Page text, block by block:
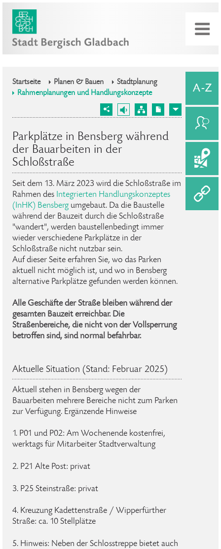
Startseite Planen & Bauen
Stadtplanung
Rahmenplanungen und Handlungskonzepte
Parkplätze in Bensberg während
der Bauarbeiten in der
Schloßstraße
Seit dem 13. März 2023 wird die Schloßstraße im
Rahmen des Integrierten Handlungskonzeptes
(InHK) Bensbergumgebaut. Da die Baustelle
während der Bauzeit durch die Schloßstraße
"wandert", werden baustellenbedingt immer
wieder verschiedene Parkplätze in der
Schloßstraße nicht nutzbar sein.
Auf dieser Seite erfahren Sie, wo das Parken
aktuell nicht möglich ist, und wo in Bensberg
alternative Parkplätze gefunden werden können.
Alle Geschäfte der Straße bleiben während der
gesamten Bauzeit erreichbar. Die
Straßenbereiche, die nicht von der Vollsperrung
betroffen sind, sind normal befahrbar.
Aktuelle Situation (Stand: Februar 2025)
Aktuell stehen in Bensberg wegen der
Bauarbeiten mehrere Bereiche nicht zum Parken
zur Verfügung. Ergänzende Hinweise
1. P01 und P02: Am Wochenende kostenfrei,
werktags für Mitarbeiter Stadtverwaltung
2. P21 Alte Post: privat
3. P25 Steinstraße: privat
4. Kreuzung Kadettenstraße / Wipperfürther
Straße: ca. 10 Stellplätze
5. Hinweis: Neben der Schlosstreppe bietet auch